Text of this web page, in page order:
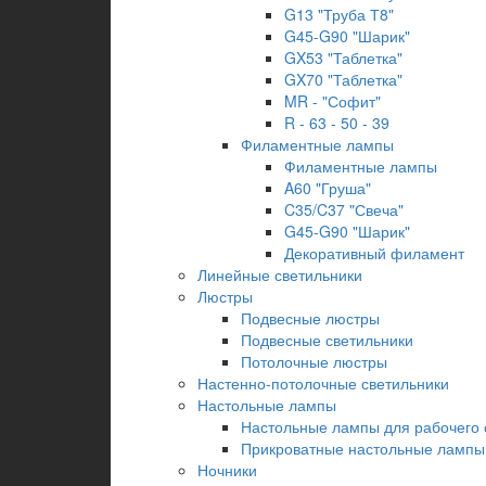
G13 "Труба Т8"
G45-G90 "Шарик"
GX53 "Таблетка"
GX70 "Таблетка"
MR - "Софит"
R - 63 - 50 - 39
Филаментные лампы
Филаментные лампы
A60 "Груша"
C35/C37 "Свеча"
G45-G90 "Шарик"
Декоративный филамент
Линейные светильники
Люстры
Подвесные люстры
Подвесные светильники
Потолочные люстры
Настенно-потолочные светильники
Настольные лампы
Настольные лампы для рабочего
Прикроватные настольные лампы
Ночники